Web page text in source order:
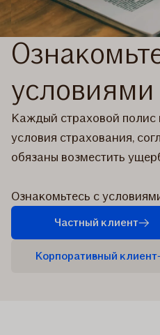
условиями
Каждый страховой полис
условия страхования,
обязаны возместить
Ознакомьтесь с
Частный клиент
Kорпоративный клиент